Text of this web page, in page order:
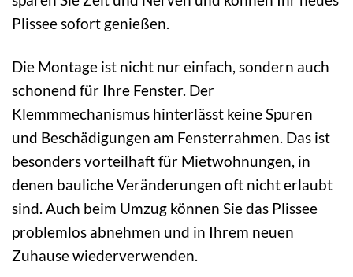
Plissee sofort genießen.
Die Montage ist nicht nur einfach, sondern auch
schonend für Ihre Fenster. Der
Klemmmechanismus hinterlässt keine Spuren
und Beschädigungen am Fensterrahmen. Das ist
besonders vorteilhaft für Mietwohnungen, in
denen bauliche Veränderungen oft nicht erlaubt
sind. Auch beim Umzug können Sie das Plissee
problemlos abnehmen und in Ihrem neuen
Zuhause wiederverwenden.